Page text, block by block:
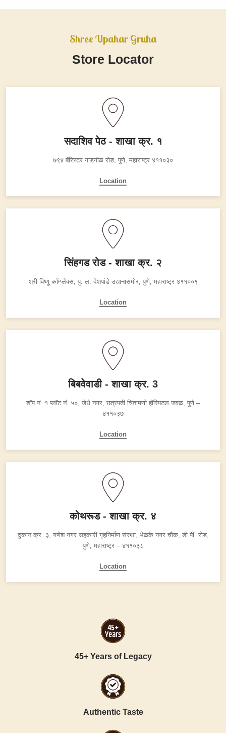
Shree Upahar Gruha
Store Locator
सदाशिव पेठ - शाखा क्र. १
७९४ बॅरिस्टर गाडगीळ रोड, पुणे, महाराष्ट्र ४११०३०
Location
सिंहगड रोड - शाखा क्र. २
श्री विष्णू कॉम्प्लेक्स, पु. ल. देशपांडे उद्यानासमोर, पुणे, महाराष्ट्र ४११००९
Location
बिबवेवाडी - शाखा क्र. 3
शॉप नं. १ प्लॉट नंं. ५०, जेधे नगर, छत्रपती चिंतामणी हॉस्पिटल जवळ, पुणे –
४११०३७
Location
कोथरूड - शाखा क्र. ४
दुकान क्र. ३, गणेश नगर सहकारी गृहनिर्माण संस्था, भेळके नगर चौक, डी.पी. रोड,
पुणे, महाराष्ट्र – ४११०३८
Location
45+ Years of Legacy
Authentic Taste